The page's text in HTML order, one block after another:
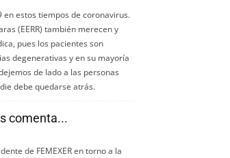
en estos tiempos de coronavirus.
(EERR) también merecen y
pues los pacientes son
degenerativas y en su mayoría
de lado a las personas
debe quedarse atrás.
comenta...
de FEMEXER en torno a la